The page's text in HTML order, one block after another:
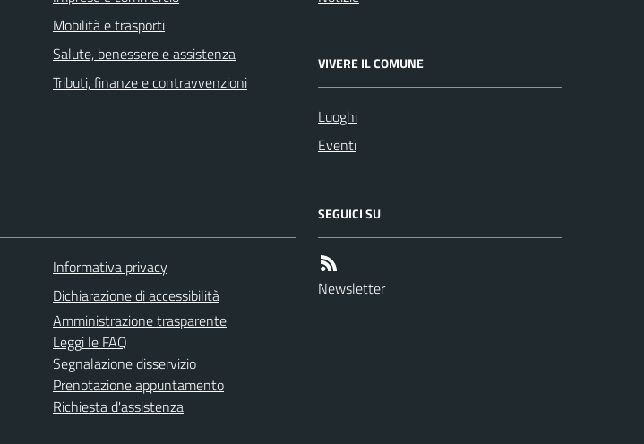
Mobilità e trasporti
Salute, benessere e assistenza
Tributi, finanze e contravvenzioni
VIVERE IL COMUNE
Luoghi
Eventi
Informativa privacy
Dichiarazione di accessibilità
Amministrazione trasparente
Leggi le FAQ
Segnalazione disservizio
Prenotazione appuntamento
Richiesta d'assistenza
SEGUICI SU
Newsletter